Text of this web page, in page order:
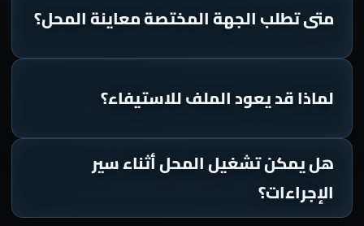
متى تطلب الجهة المختصة معاينة المحل؟
لماذا قد يعود الملف للاستيفاء؟
هل يمكن تشغيل المحل أثناء سير
الإجراءات؟